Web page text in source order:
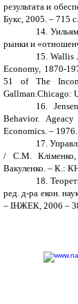
результата и
Букс, 2005. – 715 с.
14 .
рынки и
15.Wallis
Economy, 1870-
51 of The
Gallman.Chicago:
16.
Behavior.
Economics. –
17.
/ С.М. Клі
Вакуленко. – К.:
18.
ред. д-ра екон.
– ІНЖЕК, 2006 –